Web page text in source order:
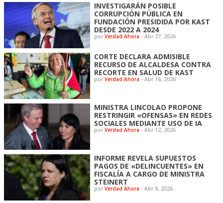
INVESTIGARÁN POSIBLE
CORRUPCIÓN PÚBLICA EN
FUNDACIÓN PRESIDIDA POR KAST
DESDE 2022 A 2024
porVerdad Ahora - Abr 27, 2026
CORTE DECLARA ADMISIBLE
RECURSO DE ALCALDESA CONTRA
RECORTE EN SALUD DE KAST
porVerdad Ahora - Abr 16, 2026
MINISTRA LINCOLAO PROPONE
RESTRINGIR «OFENSAS» EN REDES
SOCIALES MEDIANTE USO DE IA
porVerdad Ahora - Abr 12, 2026
INFORME REVELA SUPUESTOS
PAGOS DE «DELINCUENTES» EN
FISCALÍA A CARGO DE MINISTRA
STEINERT
porVerdad Ahora - Abr 9, 2026